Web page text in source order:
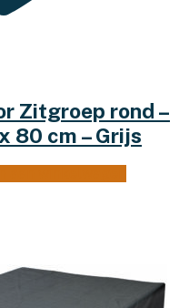
Zitgroep rond –
80 cm – Grijs